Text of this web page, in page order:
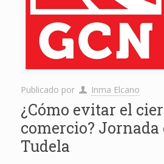
Publicado por Inma Elcano
¿Cómo evitar el
comercio?
Tudela